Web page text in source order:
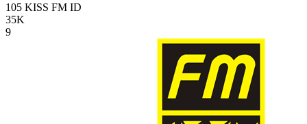
105 KISS FM ID
35K
9